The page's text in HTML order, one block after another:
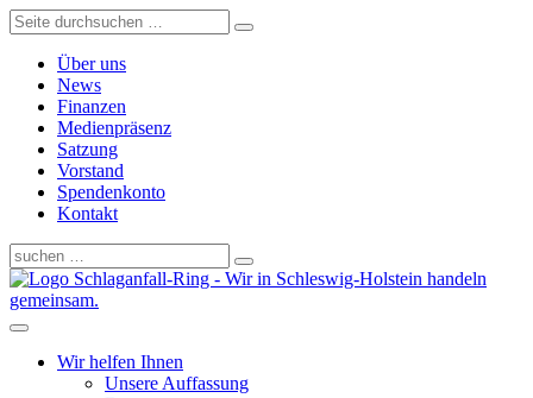
Über uns
News
Finanzen
Medienpräsenz
Satzung
Vorstand
Spendenkonto
Kontakt
Schlaganfall-Ring - Wir in Schleswig-Holstein handeln
gemeinsam.
Wir helfen Ihnen
Unsere Auffassung